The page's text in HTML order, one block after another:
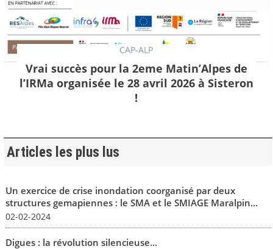
CAP-ALP
Vrai succès pour la 2eme Matin’Alpes de
l’IRMa organisée le 28 avril 2026 à Sisteron
!
Articles les plus lus
Un exercice de crise inondation coorganisé par deux
structures gemapiennes : le SMA et le SMIAGE Maralpin...
02-02-2024
Digues : la révolution silencieuse...